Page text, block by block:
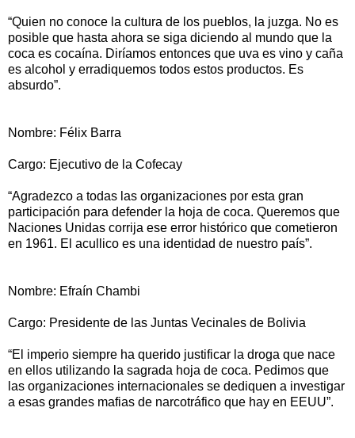
“Quien no conoce la cultura de los pueblos, la juzga. No es
posible que hasta ahora se siga diciendo al mundo que la
coca es cocaína. Diríamos entonces que uva es vino y caña
es alcohol y erradiquemos todos estos productos. Es
absurdo”.
Nombre: Félix Barra
Cargo: Ejecutivo de la Cofecay
“Agradezco a todas las organizaciones por esta gran
participación para defender la hoja de coca. Queremos que
Naciones Unidas corrija ese error histórico que cometieron
en 1961. El acullico es una identidad de nuestro país”.
Nombre: Efraín Chambi
Cargo: Presidente de las Juntas Vecinales de Bolivia
“El imperio siempre ha querido justificar la droga que nace
en ellos utilizando la sagrada hoja de coca. Pedimos que
las organizaciones internacionales se dediquen a investigar
a esas grandes mafias de narcotráfico que hay en EEUU”.